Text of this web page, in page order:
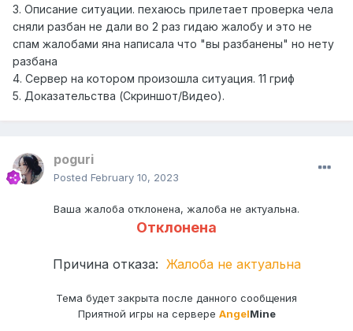
3. Описание ситуации. пехаюсь прилетает проверка чела
сняли разбан не дали во 2 раз гидаю жалобу и это не
спам жалобами яна написала что "вы разбанены" но нету
разбана
4. Сервер на котором произошла ситуация. 11 гриф
5. Доказательства (Скриншот/Видео).
poguri
Posted February 10, 2023
Ваша жалоба отклонена, жалоба не актуальна.
Отклонена
Причина отказа: Жалоба не актуальна
Тема будет закрыта после данного сообщения
Приятной игры на сервере AngelMine